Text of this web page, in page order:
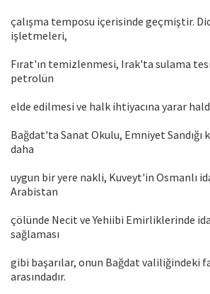
çalışma temposu içerisinde geçmiştir.
işletmeleri,
Fırat'ın temizlenmesi, Irak'ta sulama
petrolün
elde edilmesi ve halk ihtiyacına yarar
Bağdat'ta Sanat Okulu, Emniyet Sandığı
daha
uygun bir yere nakli, Kuveyt'in Osmanlı
Arabistan
çölünde Necit ve Yehiibi Emirliklerinde
sağlaması
gibi başarılar, onun Bağdat valiliğindeki
arasındadır.